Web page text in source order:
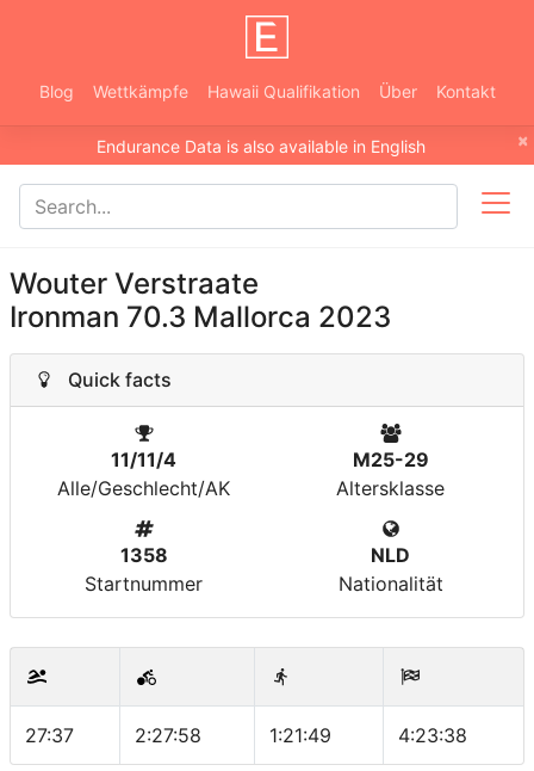
Blog Wettkämpfe Hawaii Qualifikation Über Kontakt
×
Endurance Data is also available in English
Wouter Verstraate
Ironman 70.3 Mallorca 2023
Quick facts
11/11/4
Alle/Geschlecht/AK
M25-29
Altersklasse
1358
Startnummer
NLD
Nationalität
27:37 2:27:58 1:21:49 4:23:38